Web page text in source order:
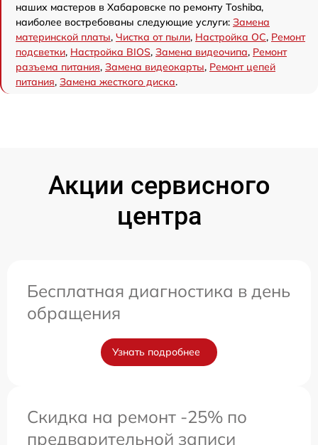
наших мастеров в Хабаровске по ремонту Toshiba,
наиболее востребованы следующие услуги: Замена
материнской платы, Чистка от пыли, Настройка ОС, Ремонт
подсветки, Настройка BIOS, Замена видеочипа, Ремонт
разъема питания, Замена видеокарты, Ремонт цепей
питания, Замена жесткого диска.
Акции сервисного
центра
Бесплатная диагностика в день
обращения
Узнать подробнее
Скидка на ремонт -25% по
предварительной записи